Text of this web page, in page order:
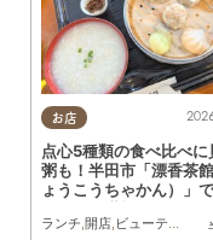
お店
点心5種類の食べ比べに
粥も！半田市「漂香茶
ょうこうちゃかん）」
ランチ,開店, ビューティー